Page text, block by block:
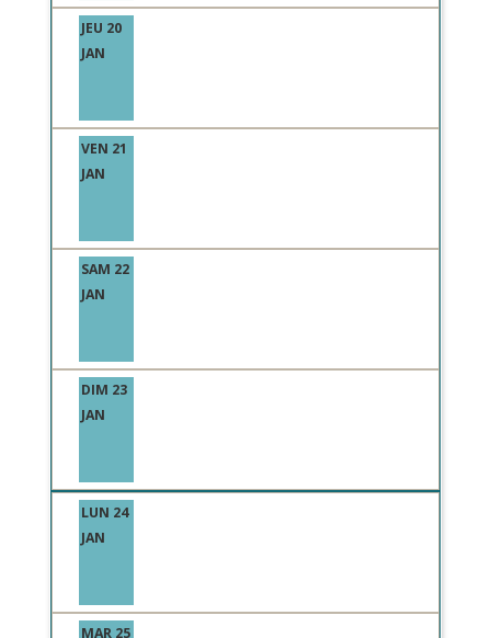
JEU 20
JAN
VEN 21
JAN
SAM 22
JAN
DIM 23
JAN
LUN 24
JAN
MAR 25